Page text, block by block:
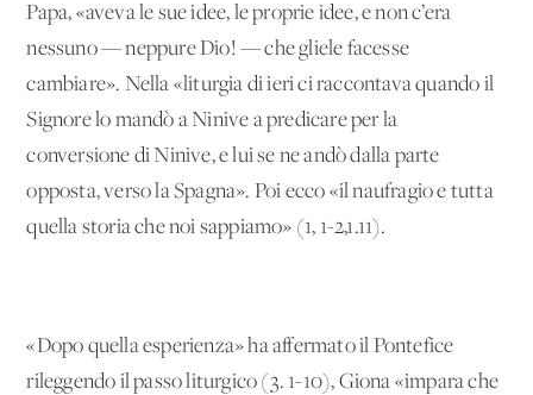
Papa, «aveva le sue idee, le proprie idee, e non c’era
nessuno — neppure Dio! — che gliele facesse
cambiare». Nella «liturgia di ieri ci raccontava quando il
Signore lo mandò a Ninive a predicare per la
conversione di Ninive, e lui se ne andò dalla parte
opposta, verso la Spagna». Poi ecco «il naufragio e tutta
quella storia che noi sappiamo» (1, 1-2,1.11).
«Dopo quella esperienza» ha affermato il Pontefice
rileggendo il passo liturgico (3. 1-10), Giona «impara che